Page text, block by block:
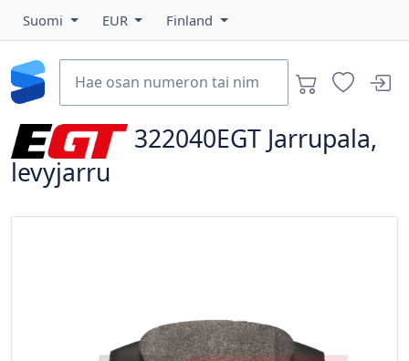
Suomi EUR Finland
322040EGT Jarrupala,
levyjarru